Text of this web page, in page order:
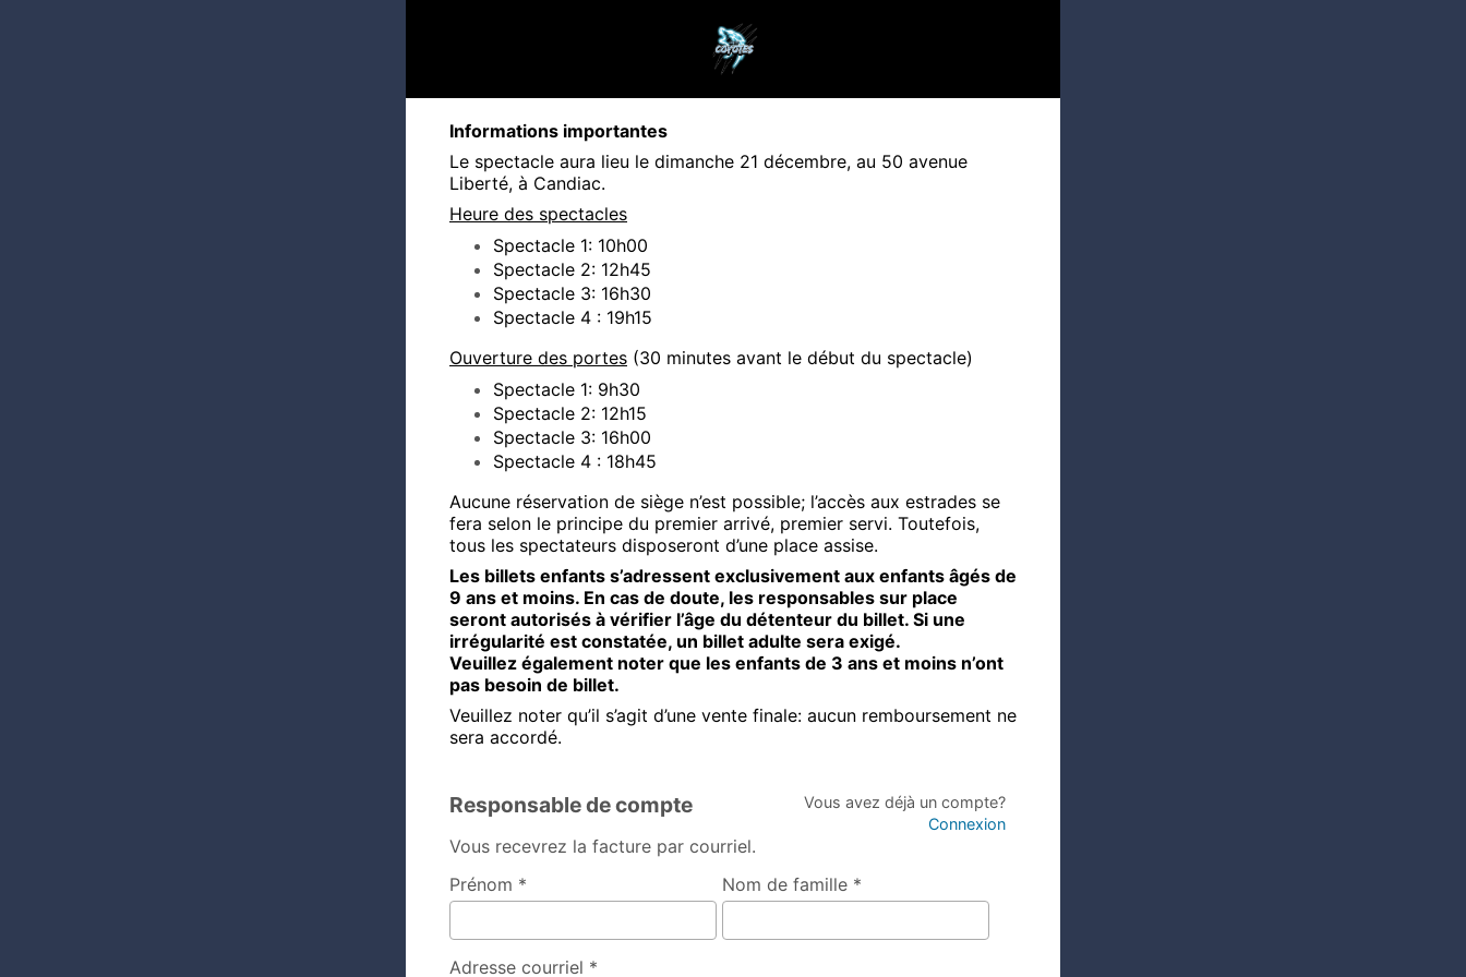
Informations importantes
Le spectacle aura lieu le dimanche 21 décembre, au 50 avenue
Liberté, à Candiac.
Heure des spectacles
Spectacle 1: 10h00
Spectacle 2: 12h45
Spectacle 3: 16h30
Spectacle 4 : 19h15
Ouverture des portes (30 minutes avant le début du spectacle)
Spectacle 1: 9h30
Spectacle 2: 12h15
Spectacle 3: 16h00
Spectacle 4 : 18h45
Aucune réservation de siège n’est possible; l’accès aux estrades se
fera selon le principe du premier arrivé, premier servi. Toutefois,
tous les spectateurs disposeront d’une place assise.
Les billets enfants s’adressent exclusivement aux enfants âgés de
9 ans et moins. En cas de doute, les responsables sur place
seront autorisés à vérifier l’âge du détenteur du billet. Si une
irrégularité est constatée, un billet adulte sera exigé.
Veuillez également noter que les enfants de 3 ans et moins n’ont
pas besoin de billet.
Veuillez noter qu’il s’agit d’une vente finale: aucun remboursement ne
sera accordé.
Responsable de compte
Vous avez déjà un compte?
Connexion
Vous recevrez la facture par courriel.
Prénom *
Nom de famille *
Adresse courriel *